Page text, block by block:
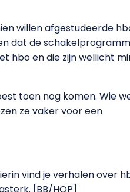
willen afgestudeerde
dat de
hbo en die zijn wellicht
toen nog komen. Wie
ze vaker voor een
vind je verhalen over
[BB/HOP]